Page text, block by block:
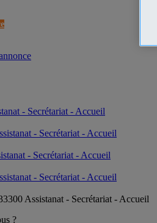
- Secrétariat - Accueil
- Secrétariat - Accueil
- Secrétariat - Accueil
- Secrétariat - Accueil
Assistanat - Secrétariat - Accueil
?